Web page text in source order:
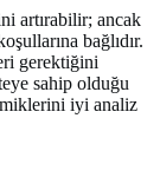
artırabilir; ancak
bağlıdır.
gerektiğini
sahip olduğu
iyi analiz